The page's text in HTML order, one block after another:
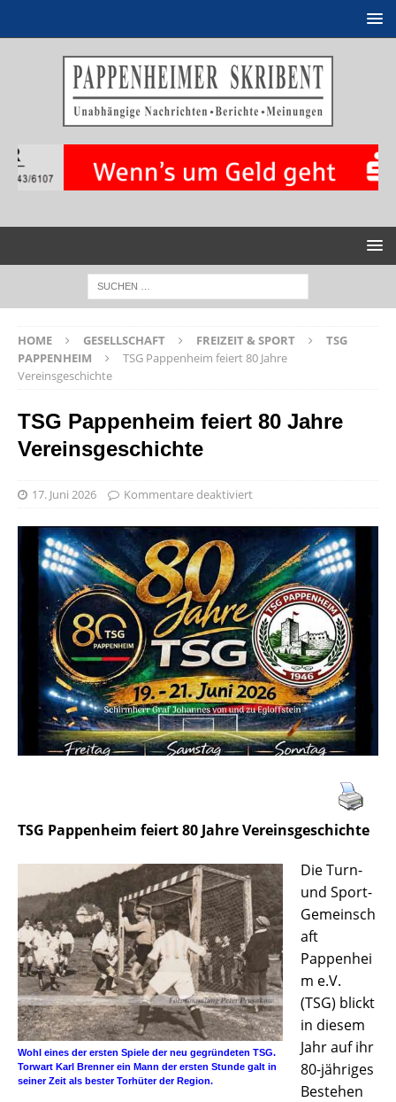
HOME GESELLSCHAFT FREIZEIT & SPORT
TSG
PAPPENHEIM
TSG Pappenheim feiert 80 Jahre
Vereinsgeschichte
TSG Pappenheim feiert 80 Jahre
Vereinsgeschichte
17. Juni 2026 Kommentare deaktiviert
TSG Pappenheim feiert 80 Jahre Vereinsgeschichte
Wohl eines der ersten Spiele der neu gegründeten TSG.
Torwart Karl Brenner ein Mann der ersten Stunde galt in
seiner Zeit als bester Torhüter der Region.
Die Turn-
und Sport-
Gemeinsch
aft
Pappenhei
m e.V.
(TSG) blickt
in diesem
Jahr auf ihr
80-jähriges
Bestehen